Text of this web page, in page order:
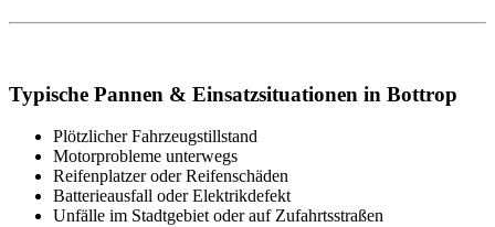
Typische Pannen & Einsatzsituationen in Bottrop
Plötzlicher Fahrzeugstillstand
Motorprobleme unterwegs
Reifenplatzer oder Reifenschäden
Batterieausfall oder Elektrikdefekt
Unfälle im Stadtgebiet oder auf Zufahrtsstraßen